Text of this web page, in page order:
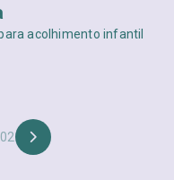
acolhimento infantil